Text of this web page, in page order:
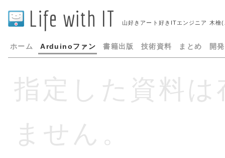
Life with IT 山好きアート好きITエンジニア 木檜
ホーム Arduinoファン 書籍出版 技術資料 まとめ 開
指定した資料は
ません。